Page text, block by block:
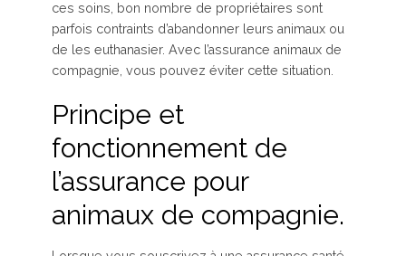
ces soins, bon nombre de propriétaires sont
parfois contraints d’abandonner leurs animaux ou
de les euthanasier. Avec l’assurance animaux de
compagnie, vous pouvez éviter cette situation.
Principe et
fonctionnement de
l’assurance pour
animaux de compagnie.